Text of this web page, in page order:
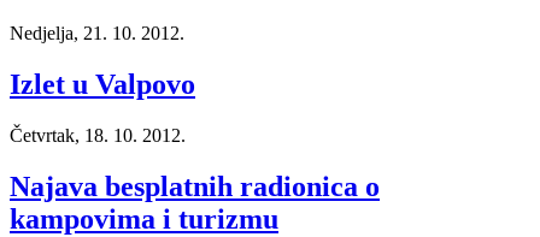
Nedjelja, 21. 10. 2012.
Izlet u Valpovo
Četvrtak, 18. 10. 2012.
Najava besplatnih radionica o
kampovima i turizmu